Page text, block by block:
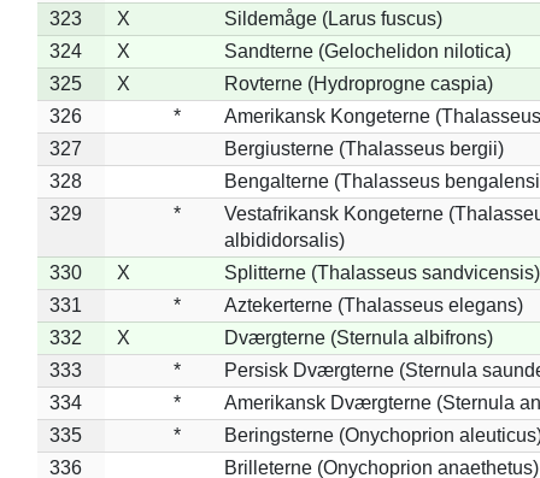
323
X
Sildemåge (Larus fuscus)
324
X
Sandterne (Gelochelidon nilotica)
325
X
Rovterne (Hydroprogne caspia)
326
*
Amerikansk Kongeterne
327
Bergiusterne (Thalasseus bergii)
328
Bengalterne (Thalasseus
329
*
Vestafrikansk Kongeterne
albididorsalis)
330
X
Splitterne (Thalasseus sandvicensis)
331
*
Aztekerterne (Thalasseus elegans)
332
X
Dværgterne (Sternula albifrons)
333
*
Persisk Dværgterne (Sternula
334
*
Amerikansk Dværgterne (Sternula
335
*
Beringsterne (Onychoprion
336
Brilleterne (Onychoprion anaethetus)